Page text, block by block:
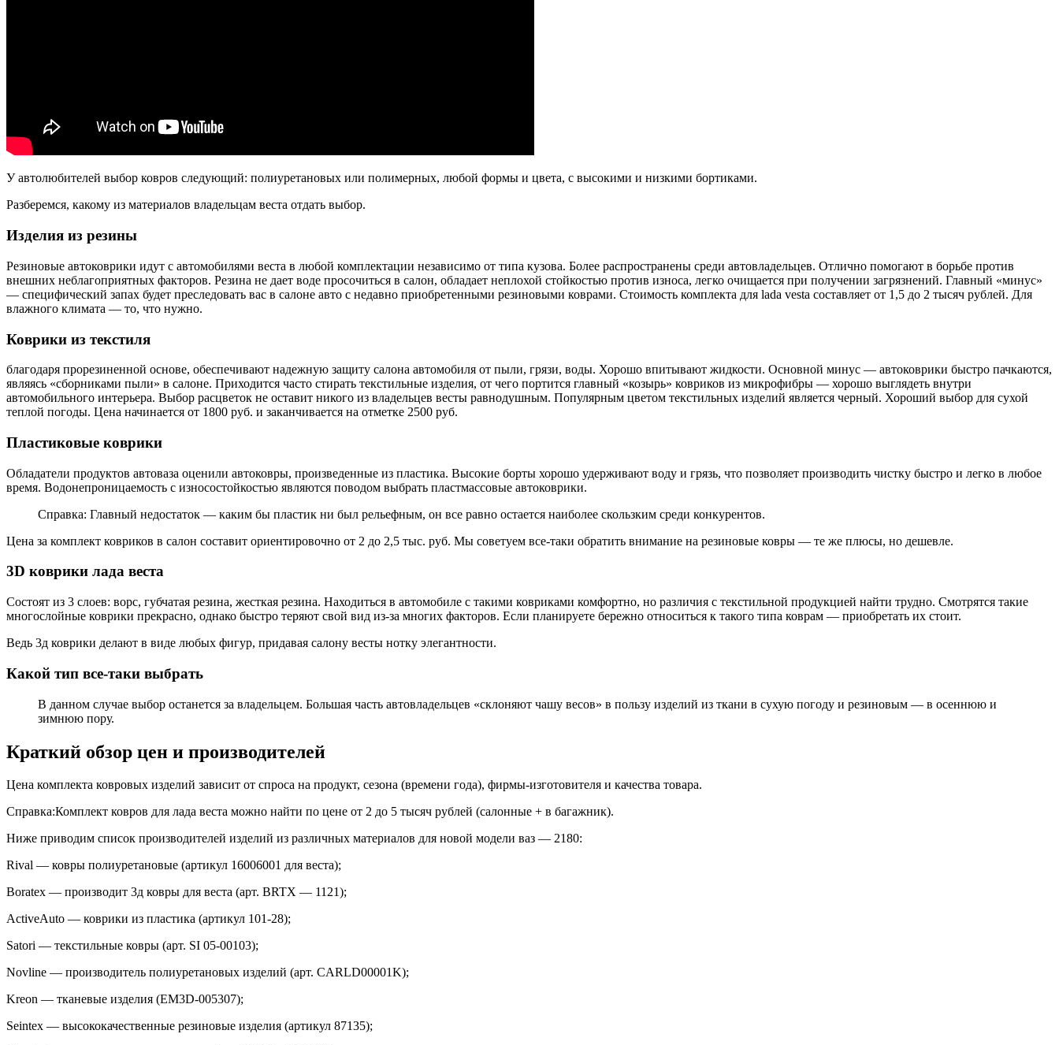
У автолюбителей выбор ковров следующий: полиуретановых или полимерных, любой формы и цвета, с высокими и низкими бортиками.
Разберемся, какому из материалов владельцам веста отдать выбор.
Изделия из резины
Резиновые автоковрики идут с автомобилями веста в любой комплектации независимо от типа кузова. Более распространены среди автовладельцев. Отлично помогают в борьбе против
внешних неблагоприятных факторов. Резина не дает воде просочиться в салон, обладает неплохой стойкостью против износа, легко очищается при получении загрязнений. Главный «минус»
— специфический запах будет преследовать вас в салоне авто с недавно приобретенными резиновыми коврами. Стоимость комплекта для lada vesta составляет от 1,5 до 2 тысяч рублей. Для
влажного климата — то, что нужно.
Коврики из текстиля
благодаря прорезиненной основе, обеспечивают надежную защиту салона автомобиля от пыли, грязи, воды. Хорошо впитывают жидкости. Основной минус — автоковрики быстро пачкаются,
являясь «сборниками пыли» в салоне. Приходится часто стирать текстильные изделия, от чего портится главный «козырь» ковриков из микрофибры — хорошо выглядеть внутри
автомобильного интерьера. Выбор расцветок не оставит никого из владельцев весты равнодушным. Популярным цветом текстильных изделий является черный. Хороший выбор для сухой
теплой погоды. Цена начинается от 1800 руб. и заканчивается на отметке 2500 руб.
Пластиковые коврики
Обладатели продуктов автоваза оценили автоковры, произведенные из пластика. Высокие борты хорошо удерживают воду и грязь, что позволяет производить чистку быстро и легко в любое
время. Водонепроницаемость с износостойкостью являются поводом выбрать пластмассовые автоковрики.
Справка: Главный недостаток — каким бы пластик ни был рельефным, он все равно остается наиболее скользким среди конкурентов.
Цена за комплект ковриков в салон составит ориентировочно от 2 до 2,5 тыс. руб. Мы советуем все-таки обратить внимание на резиновые ковры — те же плюсы, но дешевле.
3D коврики лада веста
Состоят из 3 слоев: ворс, губчатая резина, жесткая резина. Находиться в автомобиле с такими ковриками комфортно, но различия с текстильной продукцией найти трудно. Смотрятся такие
многослойные коврики прекрасно, однако быстро теряют свой вид из-за многих факторов. Если планируете бережно относиться к такого типа коврам — приобретать их стоит.
Ведь 3д коврики делают в виде любых фигур, придавая салону весты нотку элегантности.
Какой тип все-таки выбрать
В данном случае выбор останется за владельцем. Большая часть автовладельцев «склоняют чашу весов» в пользу изделий из ткани в сухую погоду и резиновым — в осеннюю и
зимнюю пору.
Краткий обзор цен и производителей
Цена комплекта ковровых изделий зависит от спроса на продукт, сезона (времени года), фирмы-изготовителя и качества товара.
Справка:Комплект ковров для лада веста можно найти по цене от 2 до 5 тысяч рублей (салонные + в багажник).
Ниже приводим список производителей изделий из различных материалов для новой модели ваз — 2180:
Rival — ковры полиуретановые (артикул 16006001 для веста);
Boratex — производит 3д ковры для веста (арт. BRTX — 1121);
ActiveAuto — коврики из пластика (артикул 101-28);
Satori — текстильные ковры (арт. SI 05-00103);
Novline — производитель полиуретановых изделий (арт. CARLD00001K);
Kreon — тканевые изделия (EM3D-005307);
Seintex — высококачественные резиновые изделия (артикул 87135);